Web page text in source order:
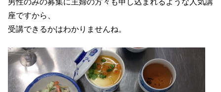
男性のみの募集に主婦の方々も申し込まれるような人気講
座ですから、
受講できるかはわかりませんね。